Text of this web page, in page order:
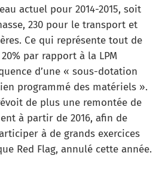
actuel pour 2014-2015, soit
230 pour le transport et
Ce qui représente tout de
par rapport à la LPM
d’une « sous-dotation
programmé des matériels ».
de plus une remontée de
à partir de 2016, afin de
à de grands exercices
Red Flag, annulé cette année.